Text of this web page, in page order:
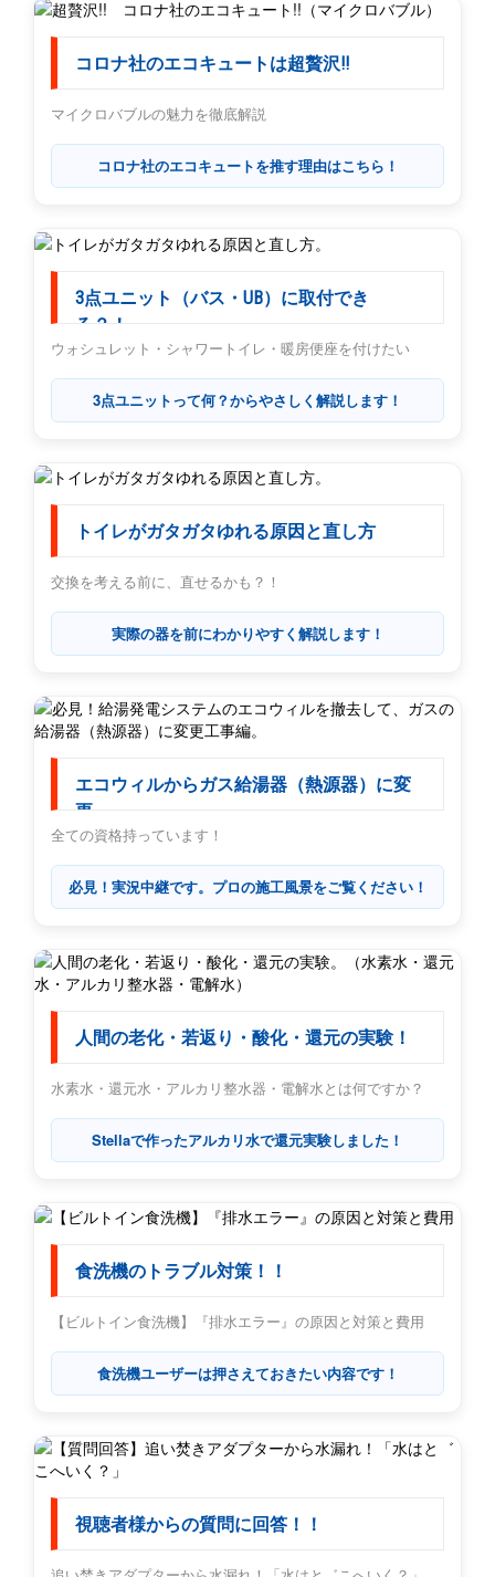
コロナ社のエコキュートは超贅沢!!
マイクロバブルの魅力を徹底解説
コロナ社のエコキュートを推す理由はこちら！
3点ユニット（バス・UB）に取付でき
る？！
ウォシュレット・シャワートイレ・暖房便座を付けたい
3点ユニットって何？からやさしく解説します！
トイレがガタガタゆれる原因と直し方
交換を考える前に、直せるかも？！
実際の器を前にわかりやすく解説します！
エコウィルからガス給湯器（熱源器）に変
更
全ての資格持っています！
必見！実況中継です。プロの施工風景をご覧ください！
人間の老化・若返り・酸化・還元の実験！
水素水・還元水・アルカリ整水器・電解水とは何ですか？
Stellaで作ったアルカリ水で還元実験しました！
食洗機のトラブル対策！！
【ビルトイン食洗機】『排水エラー』の原因と対策と費用
食洗機ユーザーは押さえておきたい内容です！
視聴者様からの質問に回答！！